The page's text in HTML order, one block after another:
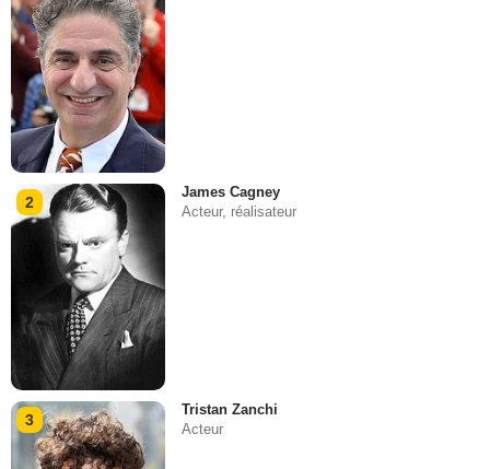
2
James Cagney
Acteur, réalisateur
3
Tristan Zanchi
Acteur